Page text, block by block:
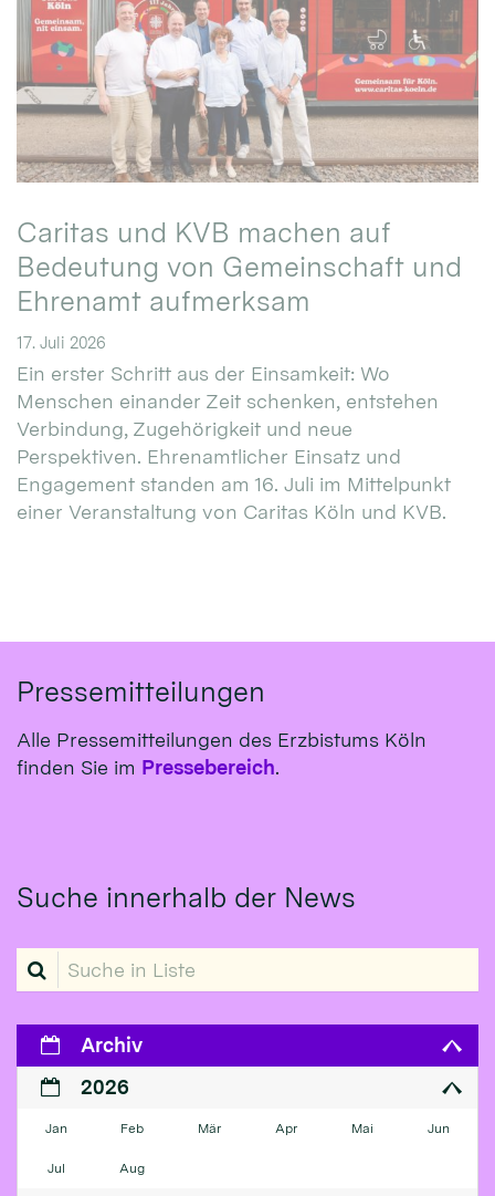
Caritas und KVB machen auf
Bedeutung von Gemeinschaft und
Ehrenamt aufmerksam
17. Juli 2026
Ein erster Schritt aus der Einsamkeit: Wo
Menschen einander Zeit schenken, entstehen
Verbindung, Zugehörigkeit und neue
Perspektiven. Ehrenamtlicher Einsatz und
Engagement standen am 16. Juli im Mittelpunkt
einer Veranstaltung von Caritas Köln und KVB.
Pressemitteilungen
Alle Pressemitteilungen des Erzbistums Köln
finden Sie im Pressebereich.
Suche innerhalb der News
Suche in Liste
Archiv
2026
Jan Feb Mär Apr Mai Jun
Jul Aug